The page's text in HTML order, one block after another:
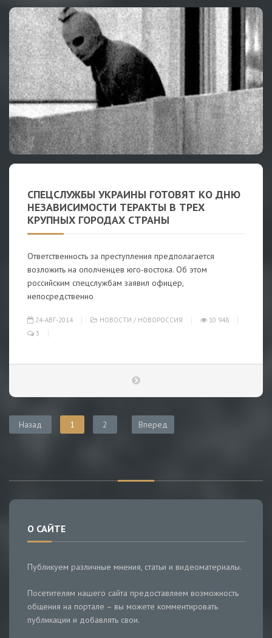
СПЕЦСЛУЖБЫ УКРАИНЫ ГОТОВЯТ КО ДНЮ
НЕЗАВИСИМОСТИ ТЕРАКТЫ В ТРЕХ
КРУПНЫХ ГОРОДАХ СТРАНЫ
Ответственность за преступления предполагается
возложить на ополченцев юго-востока. Об этом
российским спецслужбам заявил офицер,
непосредственно
24-АВГ-2014 НОВОСТИ / НОВОРОССИЯ
10 948
3
Назад 1 2 Вперед
О САЙТЕ
Публикуем различные мнения, статьи и видеоматериалы.
Посетителям нашего сайта предоставляем возможность
общения на портале – вы можете комментировать
публикации и добавлять свои.